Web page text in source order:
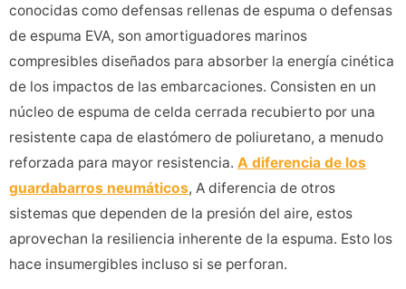
conocidas como defensas rellenas de espuma o defensas
de espuma EVA, son amortiguadores marinos
compresibles diseñados para absorber la energía cinética
de los impactos de las embarcaciones. Consisten en un
núcleo de espuma de celda cerrada recubierto por una
resistente capa de elastómero de poliuretano, a menudo
reforzada para mayor resistencia. A diferencia de los
guardabarros neumáticos, A diferencia de otros
sistemas que dependen de la presión del aire, estos
aprovechan la resiliencia inherente de la espuma. Esto los
hace insumergibles incluso si se perforan.